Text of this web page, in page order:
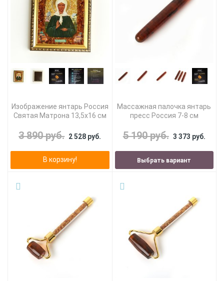
Изображение янтарь Россия
Святая Матрона 13,5х16 см
3 890 руб. 2 528 руб.
В корзину!
Массажная палочка янтарь
пресс Россия 7-8 см
5 190 руб. 3 373 руб.
Выбрать вариант